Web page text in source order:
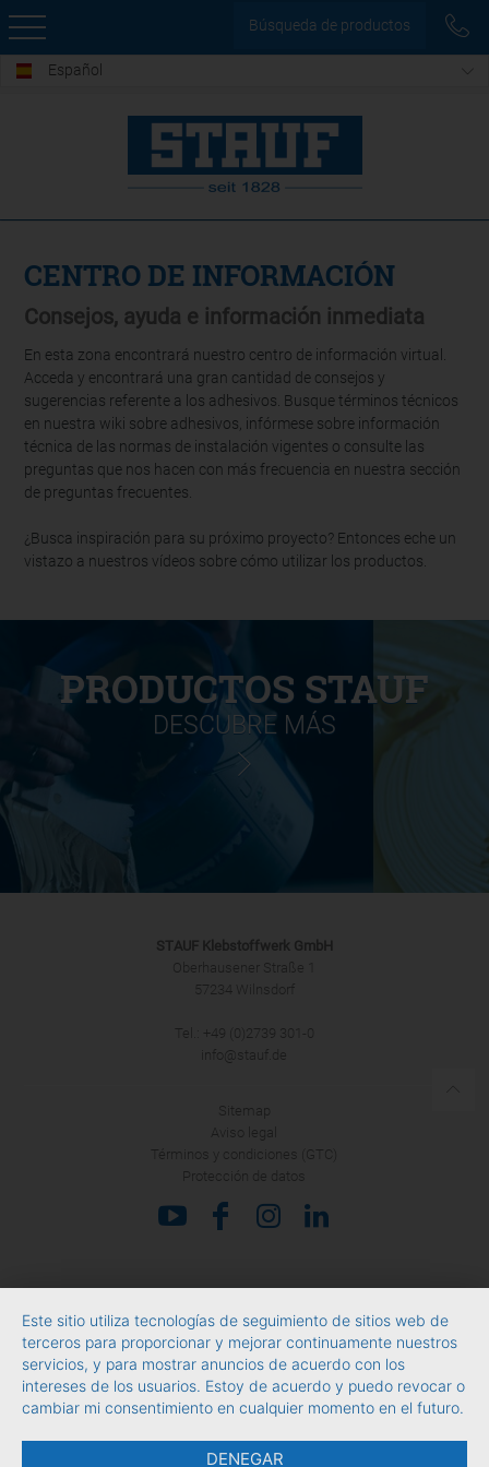
Búsqueda de productos
Español
CENTRO DE INFORMACIÓN
Consejos, ayuda e información inmediata
En esta zona encontrará nuestro centro de información virtual.
Acceda y encontrará una gran cantidad de consejos y
sugerencias referente a los adhesivos. Busque términos técnicos
en nuestra wiki sobre adhesivos, infórmese sobre información
técnica de las normas de instalación vigentes o consulte las
preguntas que nos hacen con más frecuencia en nuestra sección
de preguntas frecuentes.
¿Busca inspiración para su próximo proyecto? Entonces eche un
vistazo a nuestros vídeos sobre cómo utilizar los productos.
PRODUCTOS STAUF
DESCUBRE MÁS
STAUF Klebstoffwerk GmbH
Oberhausener Straße 1
57234 Wilnsdorf
Tel.: +49 (0)2739 301-0
info@stauf.de
Sitemap
Aviso legal
Términos y condiciones (GTC)
Protección de datos
Este sitio utiliza tecnologías de seguimiento de sitios web de
terceros para proporcionar y mejorar continuamente nuestros
servicios, y para mostrar anuncios de acuerdo con los
intereses de los usuarios. Estoy de acuerdo y puedo revocar o
cambiar mi consentimiento en cualquier momento en el futuro.
DENEGAR